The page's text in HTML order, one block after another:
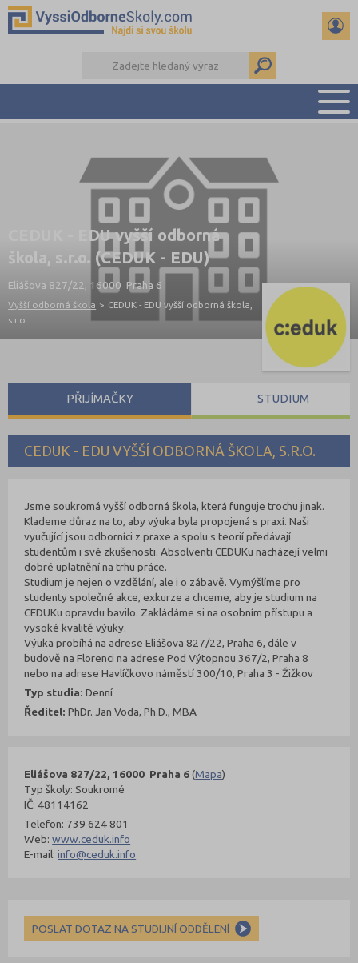
PŘÍPRAVA NA PŘIJÍMAČKY
KALENDÁŘ AKCÍ
SEMINÁRKY
DALŠÍ DRUHY ŠKOL
CEDUK - EDU vyšší odborná
škola, s.r.o. (CEDUK - EDU)
Eliášova 827/22, 16000 Praha 6
Vyšší odborná škola > CEDUK - EDU vyšší odborná škola,
s.r.o.
CEDUK - EDU VYŠŠÍ ODBORNÁ ŠKOLA, S.R.O.
Eliášova 827/22, 16000 Praha 6(Mapa)
Typ školy: Soukromé
IČ: 48114162
Telefon: 739 624 801
Web:www.ceduk.info
E-mail:info@ceduk.info
Jsme soukromá vyšší odborná škola, která funguje trochu jinak.
Klademe důraz na to, aby výuka byla propojená s praxí. Naši
vyučující jsou odborníci z praxe a spolu s teorií předávají
studentům i své zkušenosti. Absolventi CEDUKu nacházejí velmi
dobré uplatnění na trhu práce.
Studium je nejen o vzdělání, ale i o zábavě. Vymýšlíme pro
studenty společné akce, exkurze a chceme, aby je studium na
CEDUKu opravdu bavilo. Zakládáme si na osobním přístupu a
vysoké kvalitě výuky.
Výuka probíhá na adrese Eliášova 827/22, Praha 6, dále v
budově na Florenci na adrese Pod Výtopnou 367/2, Praha 8
nebo na adrese Havlíčkovo náměstí 300/10, Praha 3 - Žižkov
Typ studia: Denní
Ředitel: PhDr. Jan Voda, Ph.D., MBA
POSLAT DOTAZ NA STUDIJNÍ ODDĚLENÍ
PŘIJÍMAČKY STUDIUM